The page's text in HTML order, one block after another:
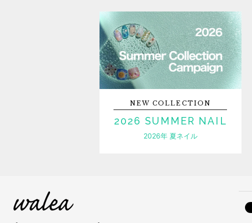
NEWCOLLECTION
2026 SUMMER NAIL
2026年 夏ネイル